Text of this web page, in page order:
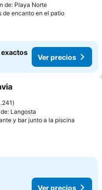
de: Playa Norte
de encanto en el patioVer
Ver precios
a favoritos
Langosta
y bar junto a la piscina
Ver precios